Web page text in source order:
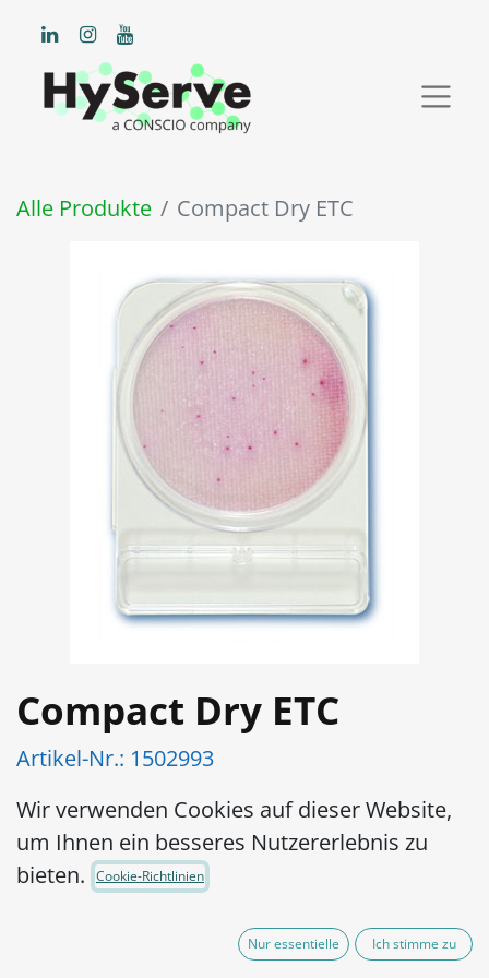
Alle Produkte Compact Dry ETC
Compact Dry ETC
Artikel-Nr.: 1502993
Gebrauchsfertige und leicht zu
handhabende Platte: Die Vorbereitung
des Mediums ist nicht erforderlich,
Medium und Vorbereitung des Mediums
Wir verwenden Cookies auf dieser Website,
um Ihnen ein besseres Nutzererlebnis zu
bieten.
Cookie-Richtlinien
Nur essentielle Ich stimme zu